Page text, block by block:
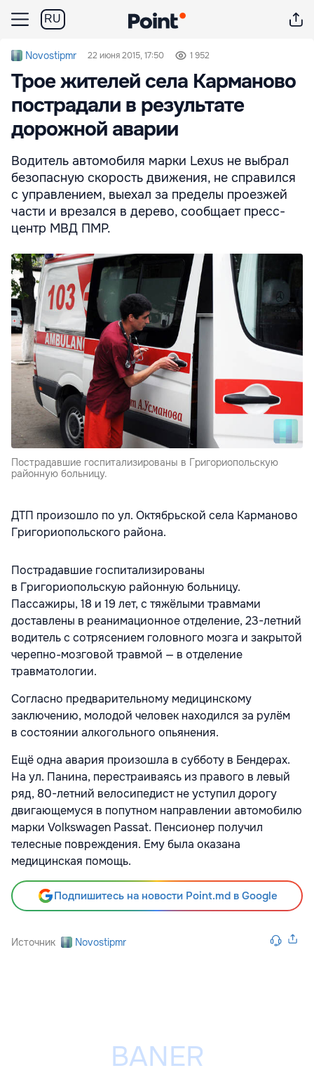
RU
Novostipmr 22 июня 2015, 17:50 1 952
Трое жителей села Карманово
пострадали в результате
дорожной аварии
Водитель автомобиля марки Lexus не выбрал
безопасную скорость движения, не справился
с управлением, выехал за пределы проезжей
части и врезался в дерево, сообщает пресс-
центр МВД ПМР.
Пострадавшие госпитализированы в Григориопольскую
районную больницу.
ДТП произошло по ул. Октябрьской села Карманово
Григориопольского района.
Пострадавшие госпитализированы
в Григориопольскую районную больницу.
Пассажиры, 18 и 19 лет, с тяжёлыми травмами
доставлены в реанимационное отделение, 23-летний
водитель с сотрясением головного мозга и закрытой
черепно-мозговой травмой — в отделение
травматологии.
Согласно предварительному медицинскому
заключению, молодой человек находился за рулём
в состоянии алкогольного опьянения.
Ещё одна авария произошла в субботу в Бендерах.
На ул. Панина, перестраиваясь из правого в левый
ряд, 80-летний велосипедист не уступил дорогу
двигающемуся в попутном направлении автомобилю
марки Volkswagen Passat. Пенсионер получил
телесные повреждения. Ему была оказана
медицинская помощь.
Подпишитесь на новости Point.md в Google
Источник Novostipmr